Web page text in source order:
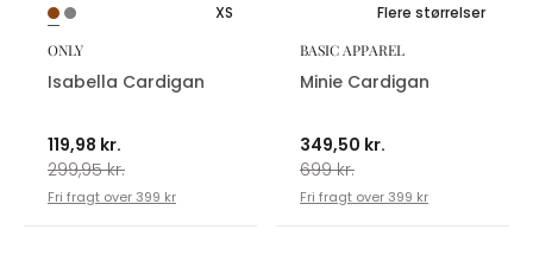
XS
ONLY
Isabella Cardigan
119,98 kr.
299,95 kr.
Fri fragt over 399 kr
Flere størrelser
BASIC APPAREL
Minie Cardigan
349,50 kr.
699 kr.
Fri fragt over 399 kr